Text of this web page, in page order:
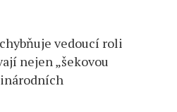
vedoucí roli
nejen „šekovou